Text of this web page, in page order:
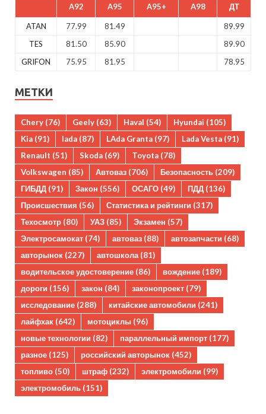
A92 A95 A95+ A98 ДТ
ATAN 77.99 81.49
89.99
TES
81.50 85.90
89.90
GRIFON
75.95 81.95 78.95
МЕТКИ
Chery (76) Geely (63) Haval (54) Hyundai (105)
Kia (91) lada (87) LAda Granta (97) Lada Vesta (91)
Renault (51) Skoda (69) Toyota (78)
Volkswagen (85) Автоваз (706) Безопасность (209)
ГИБДД (91) Закон (556) ОСАГО (49) ПДД (136)
Происшествия (56) Статистика и рейтинги (317)
Техосмотр (80) УАЗ (85) Экзамен (57)
Электросамокат (74) автоваз (88) автозапчасти (68)
авторынок (227) автошкола(81)
водительское удостоверение (86) вождение (189)
дороги (156) закон (84) законопроект (79)
исследование (288) китайские автомобили (241)
лайфхак (642) мотоциклы (96)
новые технологии (82) параллельный импорт (177)
разное (125) российский авторынок (452)
топливо (50) штраф (232) электромобили (99)
электромобиль (151)